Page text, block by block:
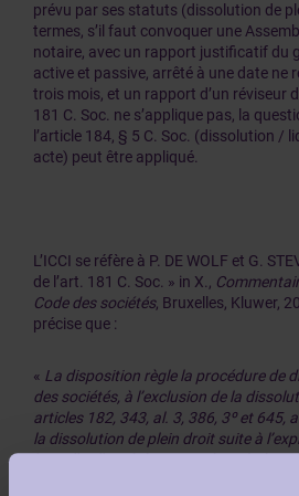
prévu par ses statuts (dissolution de
termes, s’il faut convoquer une
notaire, avec un rapport justificatif du
active et passive, arrêté à une date ne
trois mois, et un rapport d’un réviseur
181 C. Soc. ne s’applique pas, la
l’article 184, § 5 C. Soc. (dissolution /
acte) peut être appliqué.
L’ICCI se réfère à P. DE WOLF et G.
de l’art. 181 C. Soc. » in X.,
Code des sociétés, Bruxelles, Kluwer,
précise que :
« La disposition règle la procédure de
des sociétés, à l’exclusion de la
articles 182, 343, al. 3, 386, 3º et 645,
la dissolution de plein droit suite à
laquelle elle a été constituée.». ( 1 )